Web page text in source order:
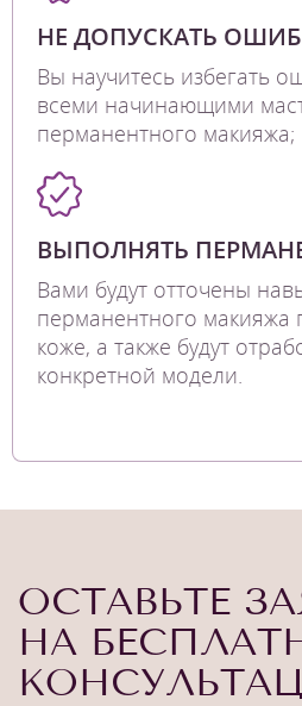
НЕ ДОПУСКАТЬ
Вы научитесь избегать
всеми начинающими
перманентного макияжа;
ВЫПОЛНЯТЬ
Вами будут отточены
перманентного макияжа
коже, а также будут
конкретной модели.
ОСТАВЬТЕ
НА